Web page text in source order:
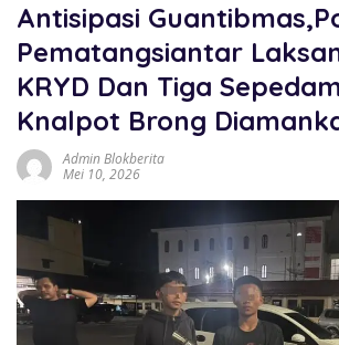
Antisipasi
Pematangsiantar
KRYD Dan Tiga
Knalpot Brong
Admin Blokberita
Mei 10, 2026